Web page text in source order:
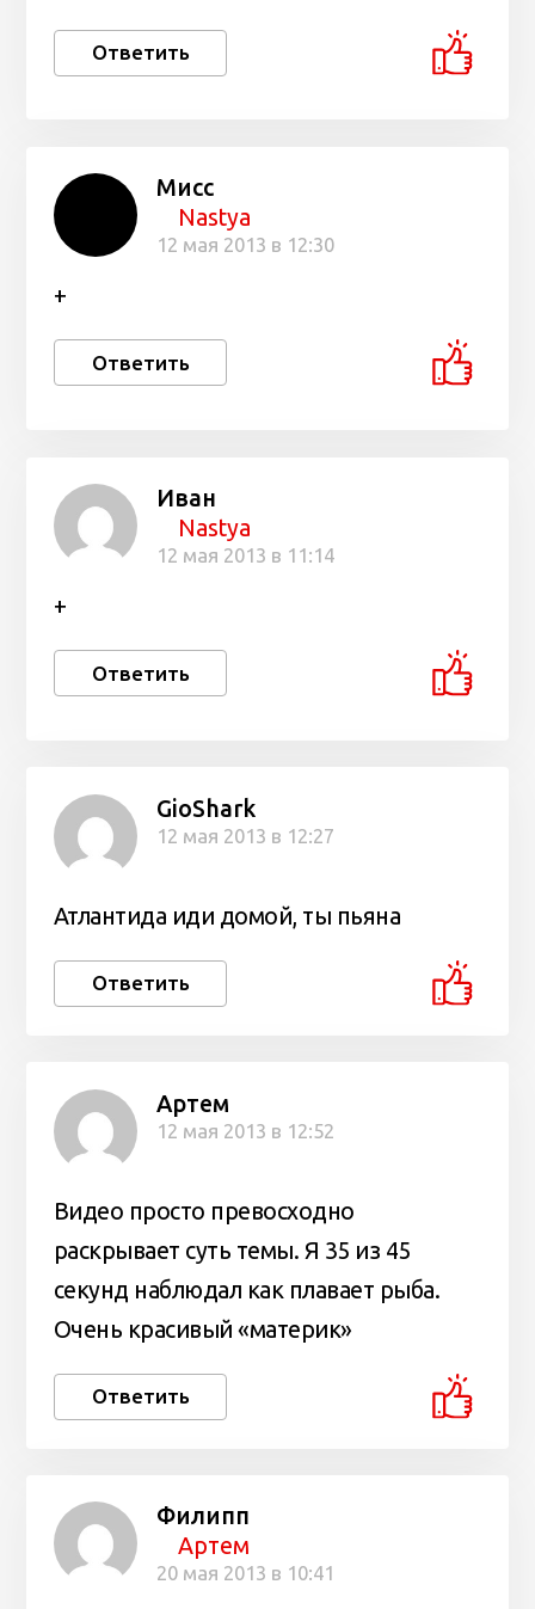
Ответить
Мисс
Nastya
12 мая 2013 в 12:30
+
Ответить
Иван
Nastya
12 мая 2013 в 11:14
+
Ответить
GioShark
12 мая 2013 в 12:27
Атлантида иди домой, ты пьяна
Ответить
Артем
12 мая 2013 в 12:52
Видео просто превосходно
раскрывает суть темы. Я 35 из 45
секунд наблюдал как плавает рыба.
Очень красивый «материк»
Ответить
Филипп
Артем
20 мая 2013 в 10:41